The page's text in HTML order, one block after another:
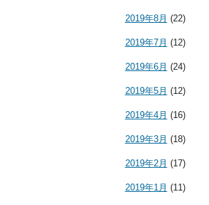
2019年8月 (22)
2019年7月 (12)
2019年6月 (24)
2019年5月 (12)
2019年4月 (16)
2019年3月 (18)
2019年2月 (17)
2019年1月 (11)